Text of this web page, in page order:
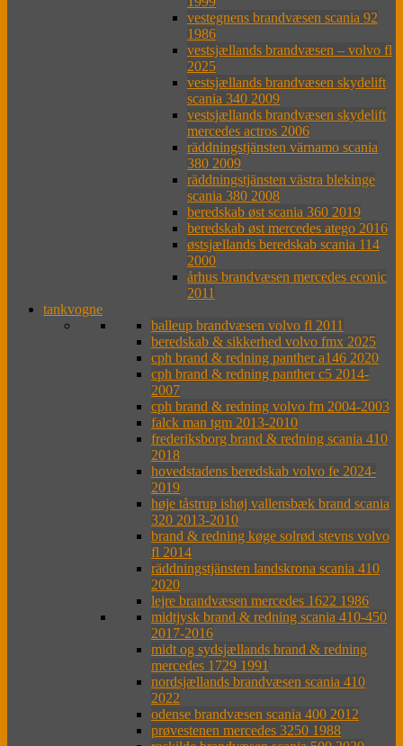
vestegnens brandvæsen scania 92
1986
vestsjællands brandvæsen – volvo fl
2025
vestsjællands brandvæsen skydelift
scania 340 2009
vestsjællands brandvæsen skydelift
mercedes actros 2006
räddningstjänsten värnamo scania
380 2009
räddningstjänsten västra blekinge
scania 380 2008
beredskab øst scania 360 2019
beredskab øst mercedes atego 2016
østsjællands beredskab scania 114
2000
århus brandvæsen mercedes econic
2011
tankvogne
balleup brandvæsen volvo fl 2011
beredskab & sikkerhed volvo fmx 2025
cph brand & redning panther a146 2020
cph brand & redning panther c5 2014-
2007
cph brand & redning volvo fm 2004-2003
falck man tgm 2013-2010
frederiksborg brand & redning scania 410
2018
hovedstadens beredskab volvo fe 2024-
2019
høje tåstrup ishøj vallensbæk brand scania
320 2013-2010
brand & redning køge solrød stevns volvo
fl 2014
räddningstjänsten landskrona scania 410
2020
lejre brandvæsen mercedes 1622 1986
midtjysk brand & redning scania 410-450
2017-2016
midt og sydsjællands brand & redning
mercedes 1729 1991
nordsjællands brandvæsen scania 410
2022
odense brandvæsen scania 400 2012
prøvestenen mercedes 3250 1988